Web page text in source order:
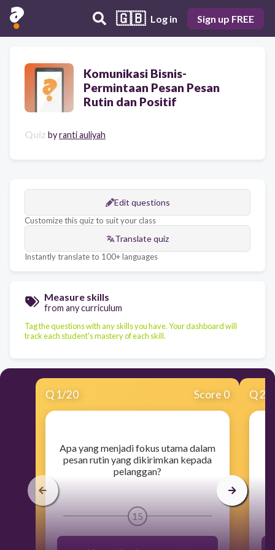
🇬🇧 Log in Sign up FREE
Komunikasi Bisnis-
Permintaan Pesan Pesan
Rutin dan Positif
Quiz byranti auliyah
Edit questions
Customize this quiz to suit your class
Translate quiz
Instantly translate to 100+ languages
Measure skills
from any curriculum
Tag the questions with any skills you have. Your dashboard will
track each student's mastery of each skill.
Q 1/20 Score 0
​Apa yang menjadi fokus utama dalam
pesan rutin yang dikirimkan kepada
pelanggan?
15
Q2